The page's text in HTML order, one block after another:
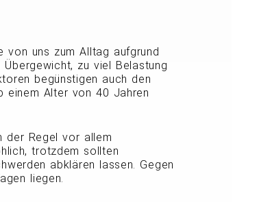
von uns zum Alltag aufgrund
zu viel Belastung
begünstigen auch den
einem Alter von 40 Jahren
der Regel vor allem
trotzdem sollten
abklären lassen. Gegen
liegen.